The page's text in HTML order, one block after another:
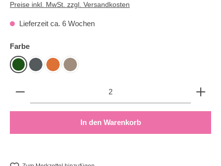
Preise inkl. MwSt. zzgl. Versandkosten
Lieferzeit ca. 6 Wochen
Farbeauswählen
Dunkelgrün
GrauOrangeTaupe
Produkt Anzahl: Gib den gewünschten Wert ein
In den Warenkorb